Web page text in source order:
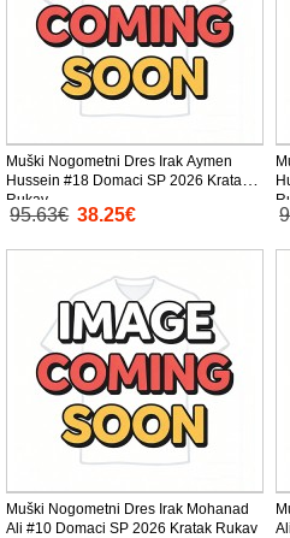
Muški Nogometni Dres Irak Aymen
Hussein #18 Domaci SP 2026 Kratak
Rukav
95.63€ 38.25€
Muški Nogometni Dres Irak Mohanad
Ali #10 Domaci SP 2026 Kratak Rukav